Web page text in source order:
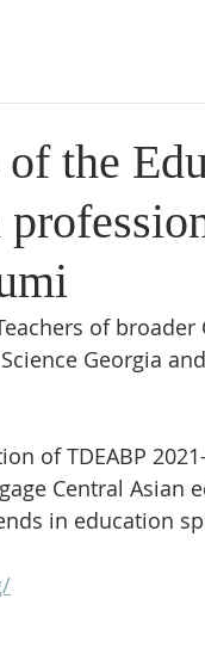
of the
of
Georgia
of TDEABP
Central Asian
in education